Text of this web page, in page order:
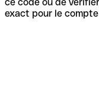
exact pour le